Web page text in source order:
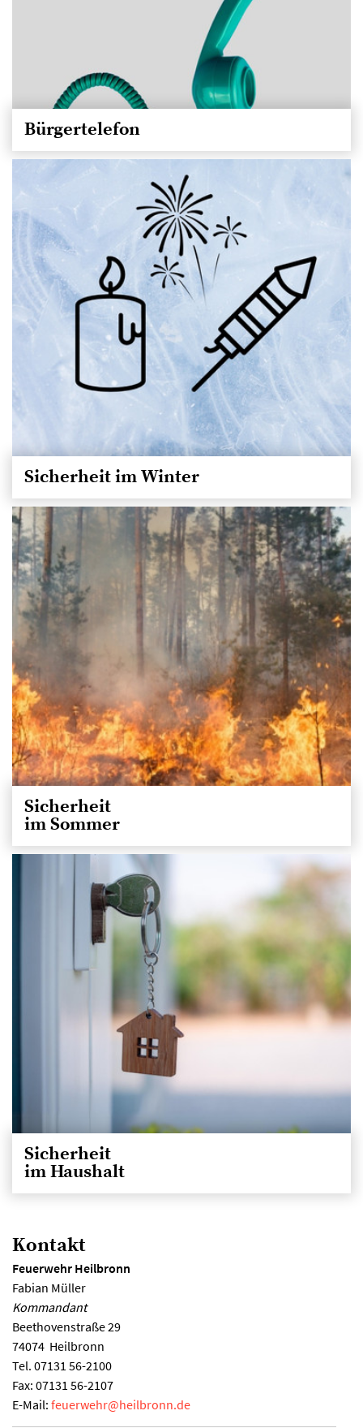
Bürgertelefon
Sicherheit im Winter
Sicherheit
im Sommer
Sicherheit
im Haushalt
Kontakt
Feuerwehr Heilbronn
Fabian Müller
Kommandant
Beethovenstraße 29
74074 Heilbronn
Tel. 07131 56-2100
Fax: 07131 56-2107
E-Mail: feuerwehr@heilbronn.de